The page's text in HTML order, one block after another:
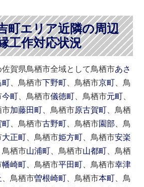
町エリア近隣の周辺
工作対応状況
賀県鳥栖市全域として鳥栖市あさ
町 、鳥栖市下野町 、鳥栖市京町 、鳥
今町 、鳥栖市儀徳町 、鳥栖市元町
市加藤田町 、鳥栖市原古賀町 、鳥栖
町 、鳥栖市古野町 、鳥栖市園部 、鳥
大正町 、鳥栖市姫方町 、鳥栖市安楽
鳥栖市山浦町 、鳥栖市山都町 、鳥栖
幡崎町 、鳥栖市平田町 、鳥栖市幸津
、鳥栖市曽根崎町 、鳥栖市本町 、鳥